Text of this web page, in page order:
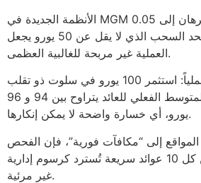
الأنظمة الجديدة في MGM تخفض الحد الأدنى للرهان إلى 0.05
يورو، لكن مقارنة ذلك بحد السحب الذي لا يقل عن 50 يورو يجعل
العملية غير مربحة للغالبية العظمى.
إذا أخذهنا مثالاً عملياً: استثمر 100 يورو في سلوت ذو تقلب
متوسط، وستجد أن المتوسط الفعلي للعائد يتراوح بين 94 و 96
يورو، أي خسارة واضحة لا يمكن إنكارها.
إلى “مكافآت فورية”، فإن الفحص
الدقيق يكشف أن 7 من كل 10 عوائد سريعة تُسترد كرسوم إدارية
غير مرئية.